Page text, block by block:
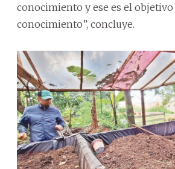
conocimiento y ese es el
conocimiento”, concluye.